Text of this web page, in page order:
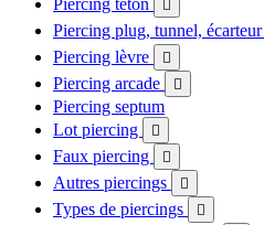
Piercing téton 
Piercing plug, tunnel, écarteur
Piercing lèvre 
Piercing arcade 
Piercing septum
Lot piercing

Faux piercing 
Autres piercings 
Types de piercings 